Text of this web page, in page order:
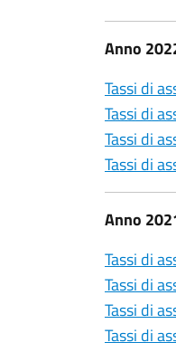
Anno
Tassi di
Tassi di
Tassi di
Tassi di
Anno
Tassi di
Tassi di
Tassi di
Tassi di